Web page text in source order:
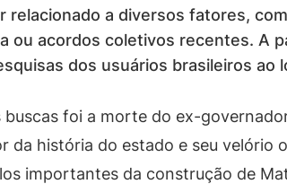
relacionado a diversos fatores,
ou acordos coletivos recentes. A
dos usuários brasileiros ao
foi a morte do ex-
da história do estado e seu velório
importantes da construção de